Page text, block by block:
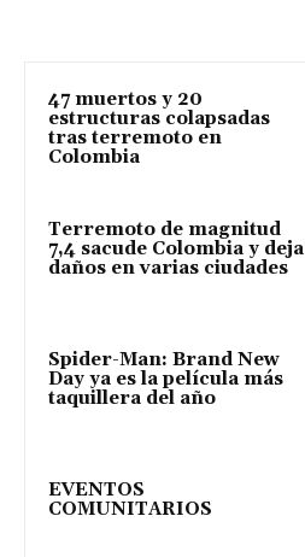
47 muertos y 20
estructuras colapsadas
tras terremoto en
Colombia
Terremoto de magnitud
7,4 sacude Colombia y deja
daños en varias ciudades
Spider-Man: Brand New
Day ya es la película más
taquillera del año
EVENTOS
COMUNITARIOS